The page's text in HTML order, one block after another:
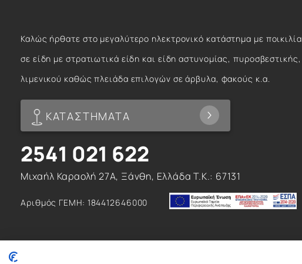
Καλώς ήρθατε στο μεγαλύτερο ηλεκτρονικό κατάστημα με ποικιλία
σε είδη με στρατιωτικά είδη και είδη αστυνομίας, πυροσβεστικής,
λιμενικού καθώς πλειάδα επιλογών σε άρβυλα, φακούς κ.α.
ΚΑΤΑΣΤΗΜΑΤΑ
2541 021 622
Μιχαήλ Καραολή 27Α, Ξάνθη, Ελλάδα T.K.: 67131
Αριθμός ΓΕΜΗ: 184412646000